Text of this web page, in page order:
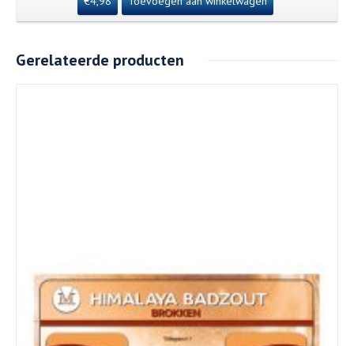
Gerelateerde producten